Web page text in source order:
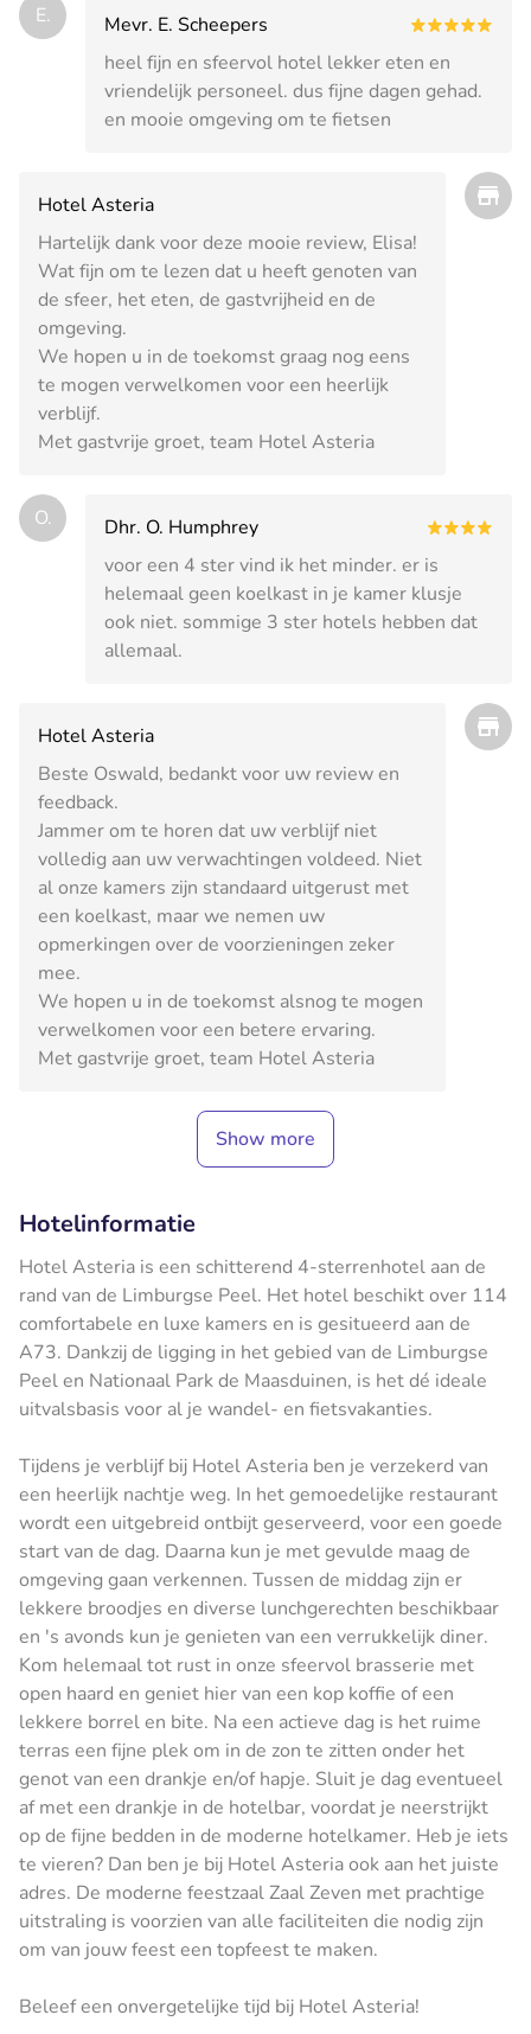
E.
Mevr. E. Scheepers
heel fijn en sfeervol hotel lekker eten en
vriendelijk personeel. dus fijne dagen gehad.
en mooie omgeving om te fietsen
Hotel Asteria
Hartelijk dank voor deze mooie review, Elisa!
Wat fijn om te lezen dat u heeft genoten van
de sfeer, het eten, de gastvrijheid en de
omgeving.
We hopen u in de toekomst graag nog eens
te mogen verwelkomen voor een heerlijk
verblijf.
Met gastvrije groet, team Hotel Asteria
O.
Dhr. O. Humphrey
voor een 4 ster vind ik het minder. er is
helemaal geen koelkast in je kamer klusje
ook niet. sommige 3 ster hotels hebben dat
allemaal.
Hotel Asteria
Beste Oswald, bedankt voor uw review en
feedback.
Jammer om te horen dat uw verblijf niet
volledig aan uw verwachtingen voldeed. Niet
al onze kamers zijn standaard uitgerust met
een koelkast, maar we nemen uw
opmerkingen over de voorzieningen zeker
mee.
We hopen u in de toekomst alsnog te mogen
verwelkomen voor een betere ervaring.
Met gastvrije groet, team Hotel Asteria
Show more
Hotelinformatie
Hotel Asteria is een schitterend 4-sterrenhotel aan de
rand van de Limburgse Peel. Het hotel beschikt over 114
comfortabele en luxe kamers en is gesitueerd aan de
A73. Dankzij de ligging in het gebied van de Limburgse
Peel en Nationaal Park de Maasduinen, is het dé ideale
uitvalsbasis voor al je wandel- en fietsvakanties.
Tijdens je verblijf bij Hotel Asteria ben je verzekerd van
een heerlijk nachtje weg. In het gemoedelijke restaurant
wordt een uitgebreid ontbijt geserveerd, voor een goede
start van de dag. Daarna kun je met gevulde maag de
omgeving gaan verkennen. Tussen de middag zijn er
lekkere broodjes en diverse lunchgerechten beschikbaar
en 's avonds kun je genieten van een verrukkelijk diner.
Kom helemaal tot rust in onze sfeervol brasserie met
open haard en geniet hier van een kop koffie of een
lekkere borrel en bite. Na een actieve dag is het ruime
terras een fijne plek om in de zon te zitten onder het
genot van een drankje en/of hapje. Sluit je dag eventueel
af met een drankje in de hotelbar, voordat je neerstrijkt
op de fijne bedden in de moderne hotelkamer. Heb je iets
te vieren? Dan ben je bij Hotel Asteria ook aan het juiste
adres. De moderne feestzaal Zaal Zeven met prachtige
uitstraling is voorzien van alle faciliteiten die nodig zijn
om van jouw feest een topfeest te maken.
Beleef een onvergetelijke tijd bij Hotel Asteria!